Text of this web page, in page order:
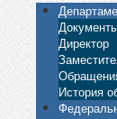
Директор
История